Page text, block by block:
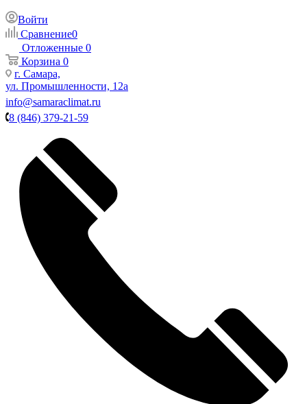
Войти
Сравнение0
Отложенные 0
Корзина 0
г. Самара,
ул. Промышленности, 12а
info@samaraclimat.ru
8 (846) 379-21-59